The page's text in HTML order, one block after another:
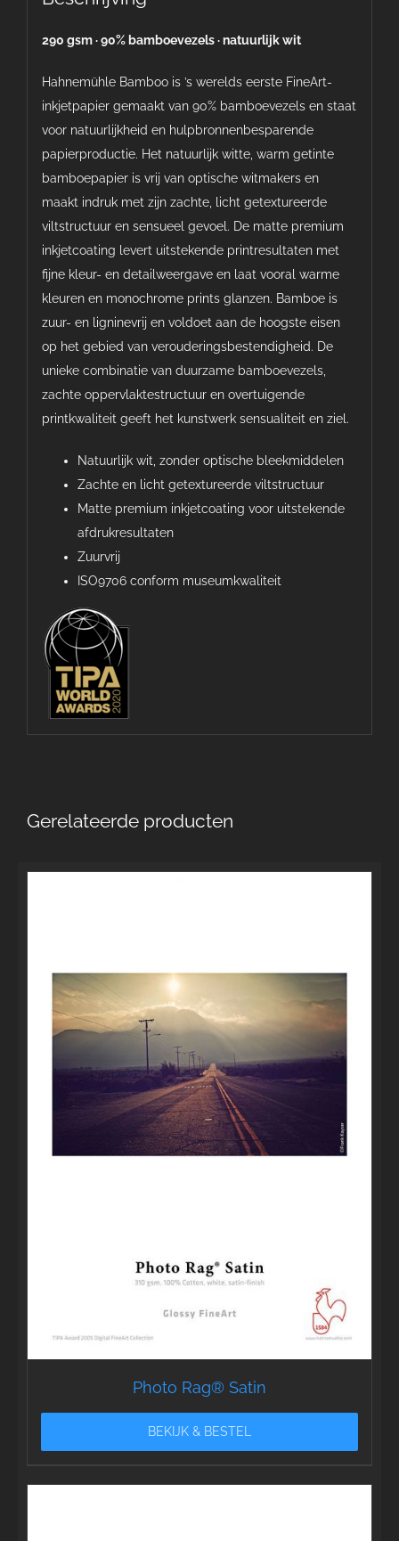
290 gsm · 90% bamboevezels · natuurlijk wit
Hahnemühle Bamboo is ’s werelds eerste FineArt-
inkjetpapier gemaakt van 90% bamboevezels en staat
voor natuurlijkheid en hulpbronnenbesparende
papierproductie. Het natuurlijk witte, warm getinte
bamboepapier is vrij van optische witmakers en
maakt indruk met zijn zachte, licht getextureerde
viltstructuur en sensueel gevoel. De matte premium
inkjetcoating levert uitstekende printresultaten met
fijne kleur- en detailweergave en laat vooral warme
kleuren en monochrome prints glanzen. Bamboe is
zuur- en ligninevrij en voldoet aan de hoogste eisen
op het gebied van verouderingsbestendigheid. De
unieke combinatie van duurzame bamboevezels,
zachte oppervlaktestructuur en overtuigende
printkwaliteit geeft het kunstwerk sensualiteit en ziel.
Natuurlijk wit, zonder optische bleekmiddelen
Zachte en licht getextureerde viltstructuur
Matte premium inkjetcoating voor uitstekende
afdrukresultaten
Zuurvrij
ISO9706 conform museumkwaliteit
Gerelateerde producten
Photo Rag® Satin
BEKIJK & BESTEL